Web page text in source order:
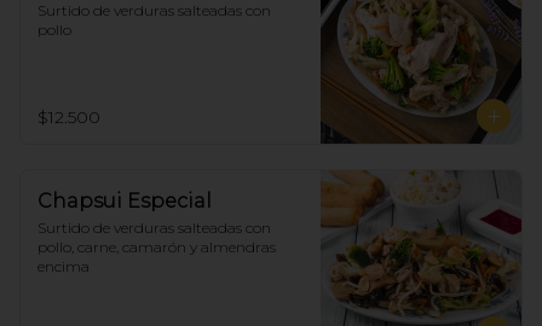
Surtido de verduras salteadas con
pollo
$12.500
Chapsui Especial
Surtido de verduras salteadas con
pollo, carne, camarón y almendras
encima